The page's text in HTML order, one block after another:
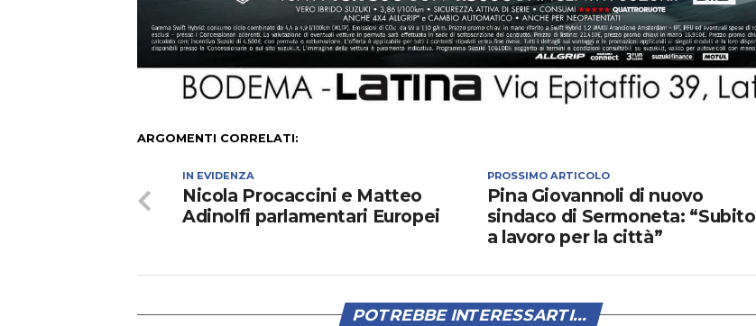
ARGOMENTI CORRELATI:
PROSSIMO ARTICOLO
Pina Giovannoli di nuovo
sindaco di Sermoneta: “Subito
a lavoro per la città”
IN EVIDENZA
Nicola Procaccini e Matteo
Adinolfi parlamentari Europei
POTREBBE INTERESSARTI...